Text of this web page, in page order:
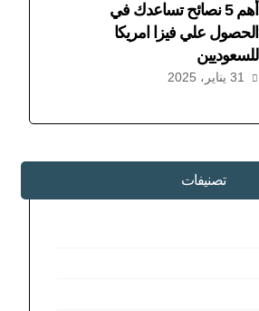
أهم 5 نصائح تساعدك في
الحصول علي فيزا امريكا
للسعوديين
31 يناير، 2025
تصنيفات